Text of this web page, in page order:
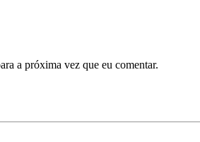
a próxima vez que eu comentar.